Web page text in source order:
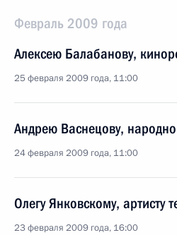
Февраль 2009 года
Алексею Балабанову,
25 февраля 2009 года, 11:00
Андрею Васнецову,
24 февраля 2009 года, 11:00
Олегу Янковскому, артисту
23 февраля 2009 года, 16:00